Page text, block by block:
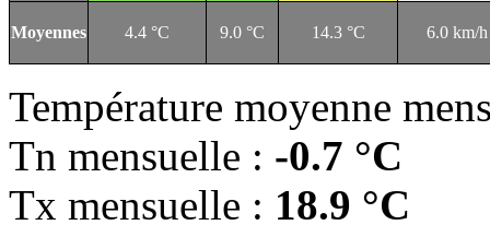
Moyennes 4.4 °C 9.0 °C 14.3 °C 6.0 km/
Température moyenne
Tn mensuelle : -0.7 °C
Tx mensuelle : 18.9 °C